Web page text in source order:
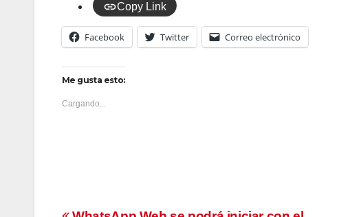
Copy Link
Facebook Twitter Correo electrónico
Me gusta esto:
Cargando...